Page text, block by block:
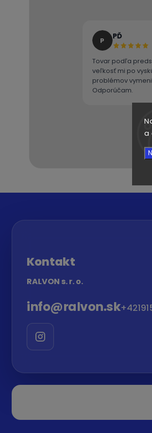
a
P PĎ
Tovar podľa
veľkosť mi po
problémov
Odporúčam.
Kontakt
RALVON s. r. o.
info@ralvon.sk